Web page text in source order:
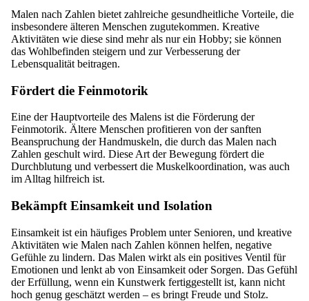
Malen nach Zahlen bietet zahlreiche gesundheitliche Vorteile, die
insbesondere älteren Menschen zugutekommen. Kreative
Aktivitäten wie diese sind mehr als nur ein Hobby; sie können
das Wohlbefinden steigern und zur Verbesserung der
Lebensqualität beitragen.
Fördert die Feinmotorik
Eine der Hauptvorteile des Malens ist die Förderung der
Feinmotorik. Ältere Menschen profitieren von der sanften
Beanspruchung der Handmuskeln, die durch das Malen nach
Zahlen geschult wird. Diese Art der Bewegung fördert die
Durchblutung und verbessert die Muskelkoordination, was auch
im Alltag hilfreich ist.
Bekämpft Einsamkeit und Isolation
Einsamkeit ist ein häufiges Problem unter Senioren, und kreative
Aktivitäten wie Malen nach Zahlen können helfen, negative
Gefühle zu lindern. Das Malen wirkt als ein positives Ventil für
Emotionen und lenkt ab von Einsamkeit oder Sorgen. Das Gefühl
der Erfüllung, wenn ein Kunstwerk fertiggestellt ist, kann nicht
hoch genug geschätzt werden – es bringt Freude und Stolz.